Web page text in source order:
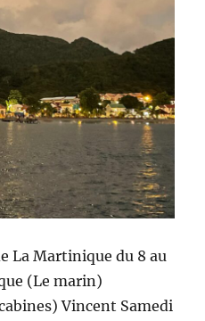
La Martinique du 8 au
(Le marin)
Vincent Samedi